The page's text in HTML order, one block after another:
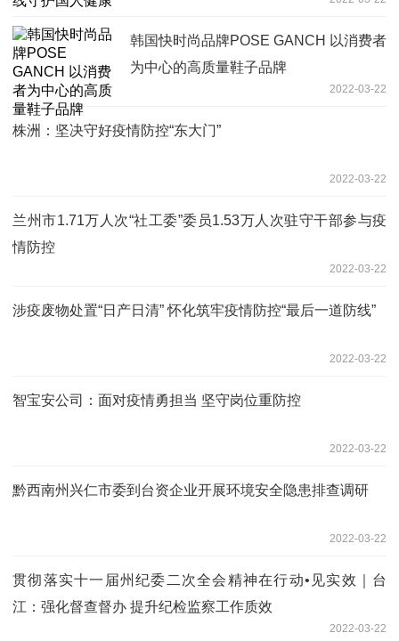
韩国快时尚品牌POSE GANCH 以消费者
为中心的高质量鞋子品牌
2022-03-22
株洲：坚决守好疫情防控“东大门”
2022-03-22
兰州市1.71万人次“社工委”委员1.53万人次驻守干部参与疫
情防控
2022-03-22
涉疫废物处置“日产日清” 怀化筑牢疫情防控“最后一道防线”
2022-03-22
智宝安公司：面对疫情勇担当 坚守岗位重防控
2022-03-22
黔西南州兴仁市委到台资企业开展环境安全隐患排查调研
2022-03-22
贯彻落实十一届州纪委二次全会精神在行动•见实效｜台
江：强化督查督办 提升纪检监察工作质效
2022-03-22